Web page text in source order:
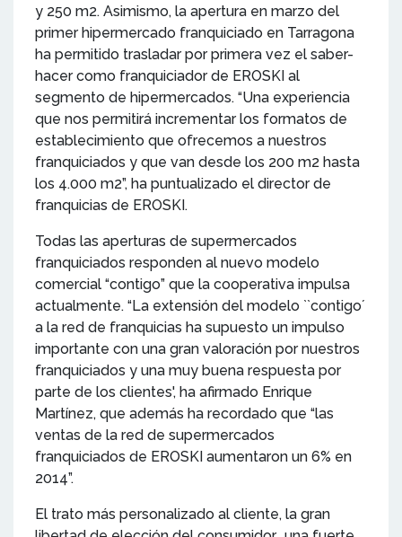
y 250 m2. Asimismo, la apertura en marzo del
primer hipermercado franquiciado en Tarragona
ha permitido trasladar por primera vez el saber-
hacer como franquiciador de EROSKI al
segmento de hipermercados. “Una experiencia
que nos permitirá incrementar los formatos de
establecimiento que ofrecemos a nuestros
franquiciados y que van desde los 200 m2 hasta
los 4.000 m2”, ha puntualizado el director de
franquicias de EROSKI.
Todas las aperturas de supermercados
franquiciados responden al nuevo modelo
comercial “contigo” que la cooperativa impulsa
actualmente. “La extensión del modelo ``contigo´
a la red de franquicias ha supuesto un impulso
importante con una gran valoración por nuestros
franquiciados y una muy buena respuesta por
parte de los clientes', ha afirmado Enrique
Martínez, que además ha recordado que “las
ventas de la red de supermercados
franquiciados de EROSKI aumentaron un 6% en
2014”.
El trato más personalizado al cliente, la gran